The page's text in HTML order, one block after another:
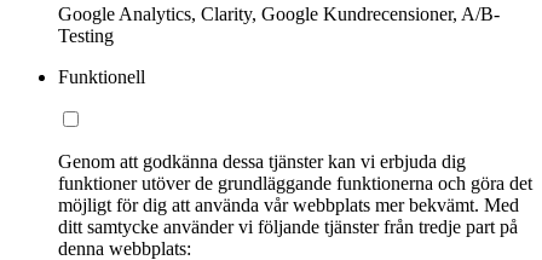
Google Analytics, Clarity, Google Kundrecensioner, A/B-
Testing
Funktionell
Genom att godkänna dessa tjänster kan vi erbjuda dig
funktioner utöver de grundläggande funktionerna och göra det
möjligt för dig att använda vår webbplats mer bekvämt. Med
ditt samtycke använder vi följande tjänster från tredje part på
denna webbplats: